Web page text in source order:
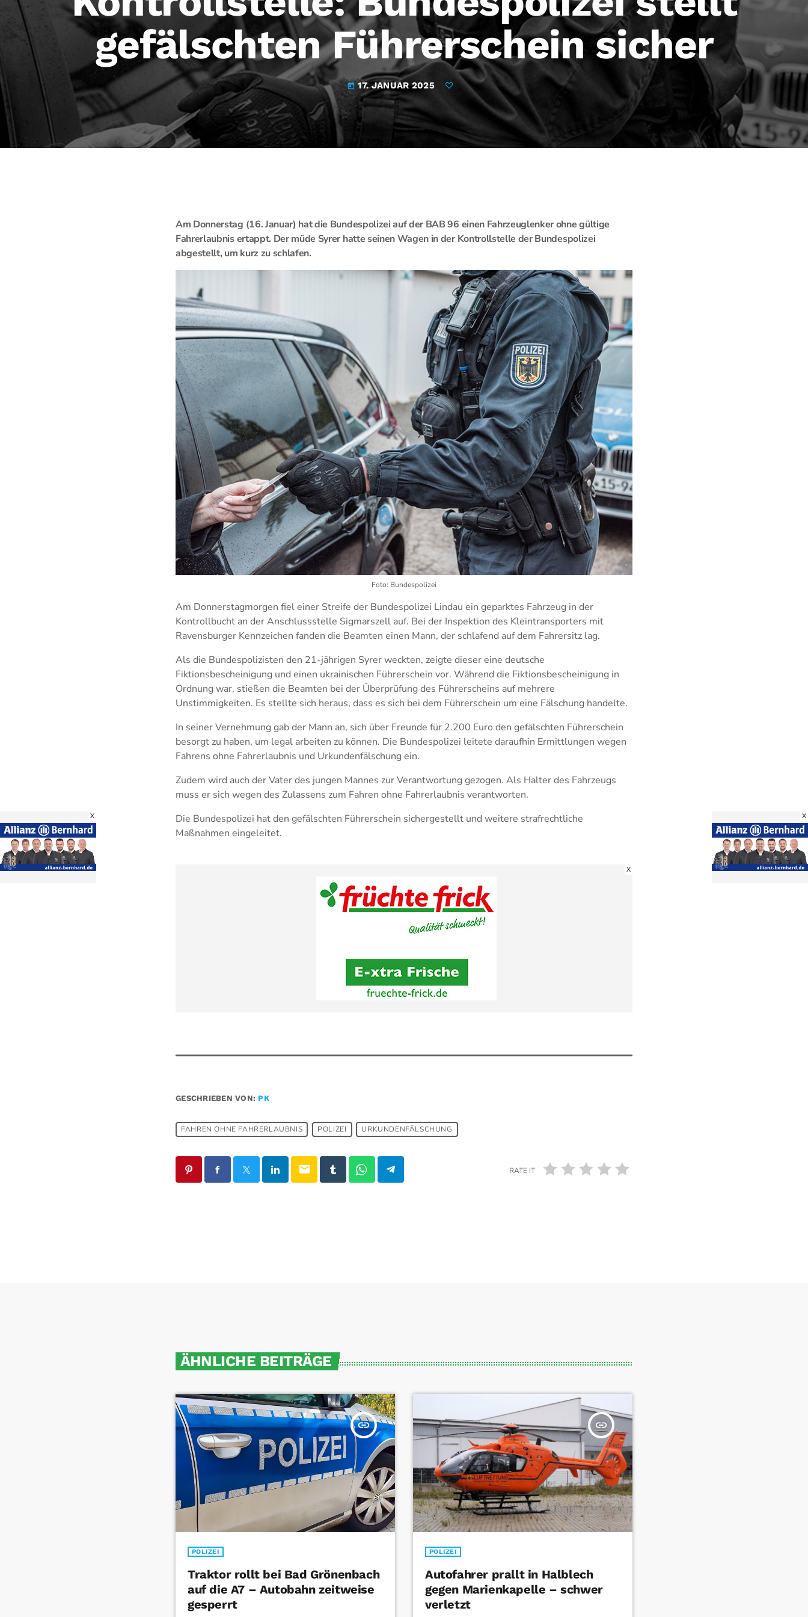
gefälschten Führerschein sicher
today 17. JANUAR 2025
Am Donnerstag (16. Januar) hat die Bundespolizei auf der BAB 96 einen Fahrzeuglenker ohne gültige
Fahrerlaubnis ertappt. Der müde Syrer hatte seinen Wagen in der Kontrollstelle der Bundespolizei
abgestellt, um kurz zu schlafen.
Foto: Bundespolizei
Am Donnerstagmorgen fiel einer Streife der Bundespolizei Lindau ein geparktes Fahrzeug in der
Kontrollbucht an der Anschlussstelle Sigmarszell auf. Bei der Inspektion des Kleintransporters mit
Ravensburger Kennzeichen fanden die Beamten einen Mann, der schlafend auf dem Fahrersitz lag.
Als die Bundespolizisten den 21-jährigen Syrer weckten, zeigte dieser eine deutsche
Fiktionsbescheinigung und einen ukrainischen Führerschein vor. Während die Fiktionsbescheinigung in
Ordnung war, stießen die Beamten bei der Überprüfung des Führerscheins auf mehrere
Unstimmigkeiten. Es stellte sich heraus, dass es sich bei dem Führerschein um eine Fälschung handelte.
In seiner Vernehmung gab der Mann an, sich über Freunde für 2.200 Euro den gefälschten Führerschein
besorgt zu haben, um legal arbeiten zu können. Die Bundespolizei leitete daraufhin Ermittlungen wegen
Fahrens ohne Fahrerlaubnis und Urkundenfälschung ein.
Zudem wird auch der Vater des jungen Mannes zur Verantwortung gezogen. Als Halter des Fahrzeugs
muss er sich wegen des Zulassens zum Fahren ohne Fahrerlaubnis verantworten.
Die Bundespolizei hat den gefälschten Führerschein sichergestellt und weitere strafrechtliche
Maßnahmen eingeleitet.
X
GESCHRIEBEN VON: PK
FAHREN OHNE FAHRERLAUBNIS POLIZEI URKUNDENFÄLSCHUNG
email RATE IT
ÄHNLICHE BEITRÄGE
insert_link
POLIZEI
Traktor rollt bei Bad Grönenbach
auf die A7 – Autobahn zeitweise
gesperrt
insert_link
POLIZEI
Autofahrer prallt in Halblech
gegen Marienkapelle – schwer
verletzt
X X